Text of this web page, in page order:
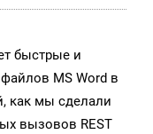
быстрые и
MS Word в
как мы сделали
вызовов REST